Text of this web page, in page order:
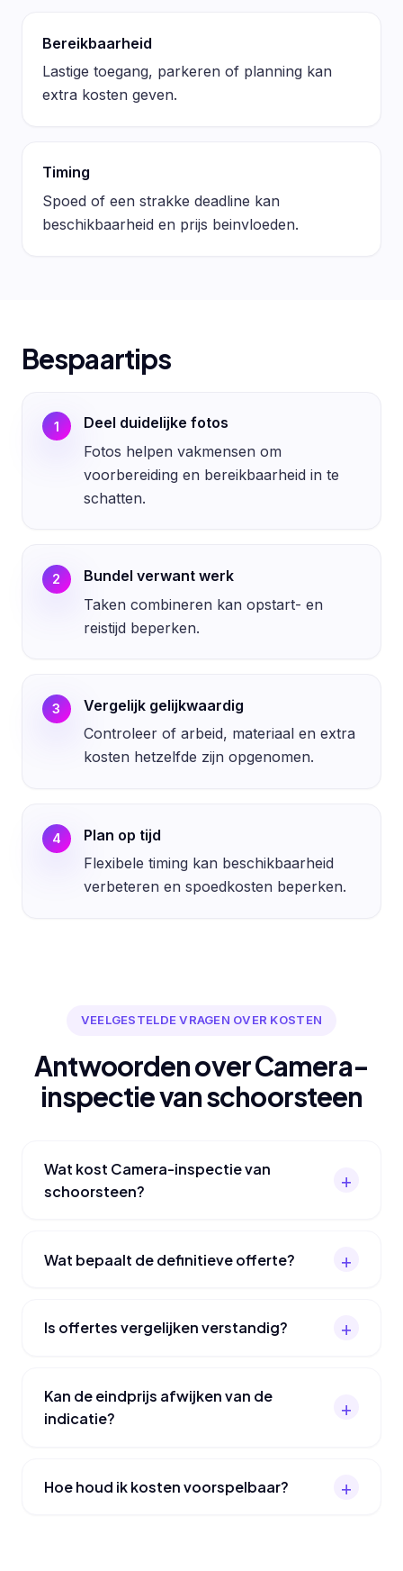
Bereikbaarheid
Lastige toegang, parkeren of planning kan
extra kosten geven.
Timing
Spoed of een strakke deadline kan
beschikbaarheid en prijs beinvloeden.
Bespaartips
1
Deel duidelijke fotos
Fotos helpen vakmensen om
voorbereiding en bereikbaarheid in te
schatten.
2
Bundel verwant werk
Taken combineren kan opstart- en
reistijd beperken.
3
Vergelijk gelijkwaardig
Controleer of arbeid, materiaal en extra
kosten hetzelfde zijn opgenomen.
4
Plan op tijd
Flexibele timing kan beschikbaarheid
verbeteren en spoedkosten beperken.
VEELGESTELDE VRAGEN OVER KOSTEN
Antwoorden over Camera-
inspectie van schoorsteen
Wat kost Camera-inspectie van
schoorsteen?
Wat bepaalt de definitieve offerte?
Is offertes vergelijken verstandig?
Kan de eindprijs afwijken van de
indicatie?
Hoe houd ik kosten voorspelbaar?